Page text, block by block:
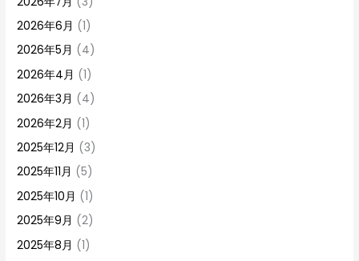
2026年6月 (1)
2026年5月 (4)
2026年4月 (1)
2026年3月 (4)
2026年2月 (1)
2025年12月 (3)
2025年11月 (5)
2025年10月 (1)
2025年9月 (2)
2025年8月 (1)